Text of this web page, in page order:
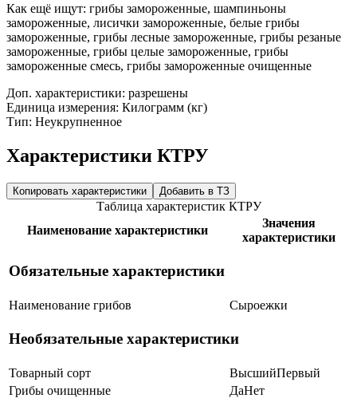
Как ещё ищут: грибы замороженные, шампиньоны
замороженные, лисички замороженные, белые грибы
замороженные, грибы лесные замороженные, грибы резаные
замороженные, грибы целые замороженные, грибы
замороженные смесь, грибы замороженные очищенные
Доп. характеристики: разрешены
Единица измерения: Килограмм (кг)
Тип: Неукрупненное
Характеристики КТРУ
Копировать характеристики Добавить в ТЗ
Таблица характеристик КТРУ
Наименование характеристики
Значения
характеристики
Обязательные характеристики
Наименование грибов Сыроежки
Необязательные характеристики
Товарный сорт ВысшийПервый
Грибы очищенные
ДаНет